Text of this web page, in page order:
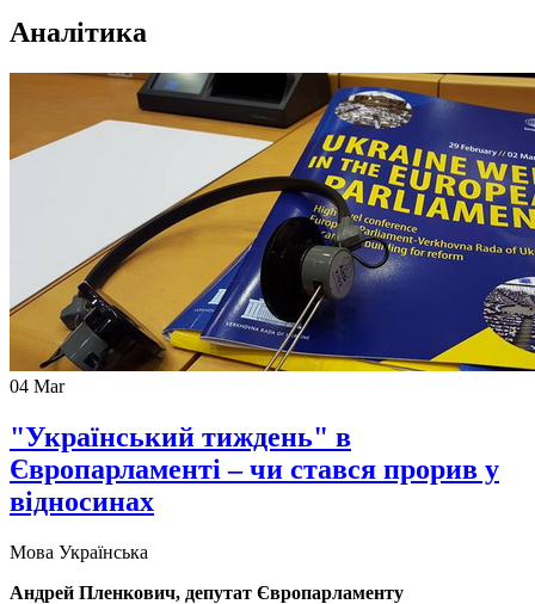
Аналітика
04 Mar
"Український тиждень" в
Європарламенті – чи стався прорив у
відносинах
Мова Українська
Андрей Пленкович, депутат Європарламенту